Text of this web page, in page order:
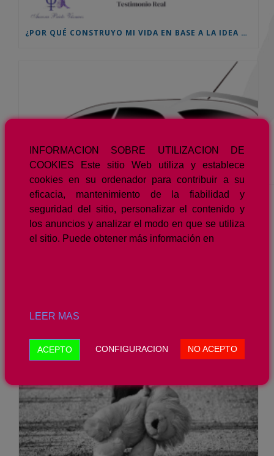
¿POR QUÉ CONSTRUYO MI VIDA EN BASE A LA IDEA QUE LOS DEMÁS TIENEN SOBRE MÍ? TESTIMONIO REAL
INFORMACION SOBRE UTILIZACION DE
COOKIES Este sitio Web utiliza y establece
cookies en su ordenador para contribuir a su
eficacia, mantenimiento de la fiabilidad y
seguridad del sitio, personalizar el contenido y
los anuncios y analizar el modo en que se utiliza
el sitio. Puede obtener más información en
LEER MAS
ACEPTO NO ACEPTO
CONFIGURACION